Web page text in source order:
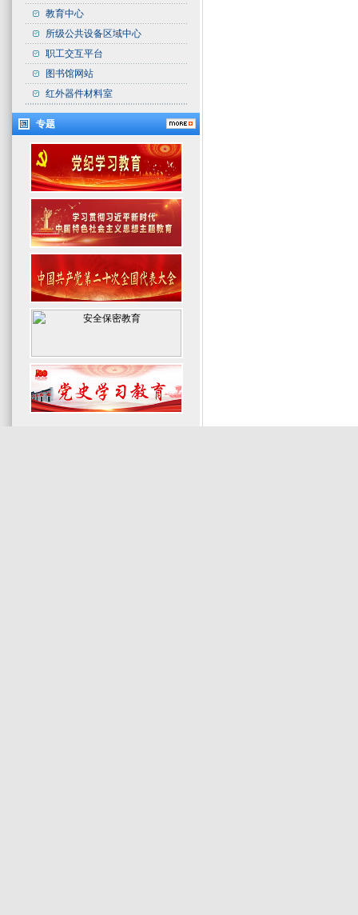
教育中心
所级公共设备区域中心
职工交互平台
图书馆网站
红外器件材料室
专题